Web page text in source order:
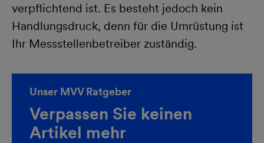
verpflichtend ist. Es besteht jedoch kein
Handlungsdruck, denn für die Umrüstung ist
Ihr Messstellenbetreiber zuständig.
Unser MVV Ratgeber
Verpassen Sie keinen
Artikel mehr